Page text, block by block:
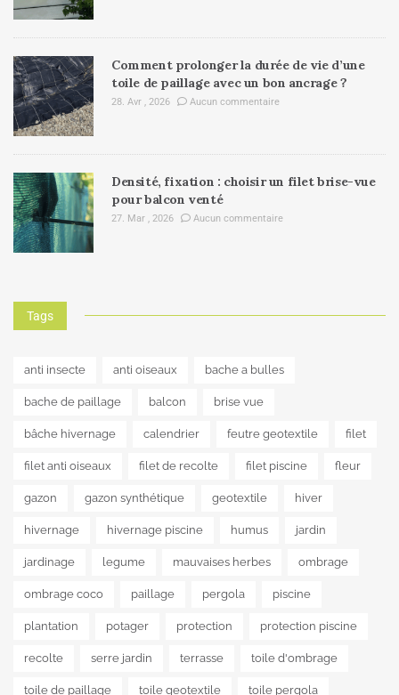
Comment prolonger la durée de vie d’une
toile de paillage avec un bon ancrage ?
28. Avr , 2026 Aucun commentaire
Densité, fixation : choisir un filet brise-vue
pour balcon venté
27. Mar , 2026 Aucun commentaire
Tags
anti insecte anti oiseaux bache a bulles
bache de paillage balcon brise vue
bâche hivernage calendrier feutre geotextile filet
filet anti oiseaux filet de recolte filet piscine fleur
gazon gazon synthétique geotextile hiver
hivernage hivernage piscine humus jardin
jardinage legume mauvaises herbes ombrage
ombrage coco paillage pergola piscine
plantation potager protection protection piscine
recolte serre jardin terrasse toile d'ombrage
toile de paillage toile geotextile toile pergola